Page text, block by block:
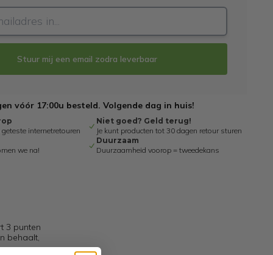
Stuur mij een email zodra leverbaar
vóór 17:00u besteld. Volgende dag in huis!
internetretouren
Niet goed? Geld terug!
Je kunt producten tot 30 dagen retour sturen
we na!
Duurzaam
Duurzaamheid voorop = tweedekans
3 punten
behaalt,